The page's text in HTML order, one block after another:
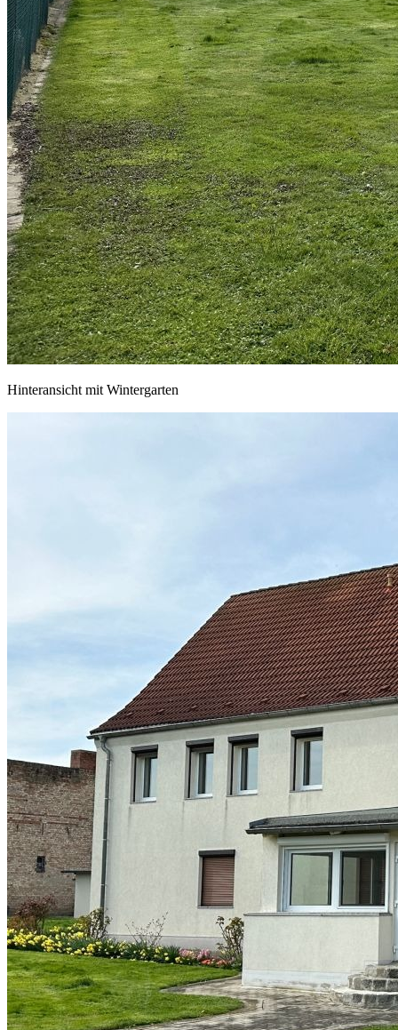
Hinteransicht mit Wintergarten